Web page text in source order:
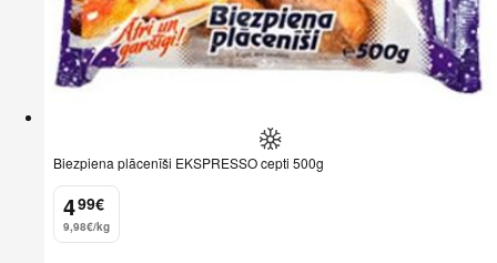
Biezpiena plācenīši EKSPRESSO cepti 500g
4
. 99€
9,98€/kg